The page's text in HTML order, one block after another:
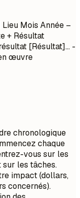
Lieu Mois Année –
+ Résultat
[Résultat]... -
œuvre
chronologique
chaque
vous sur les
sur les tâches.
impact (dollars,
concernés).